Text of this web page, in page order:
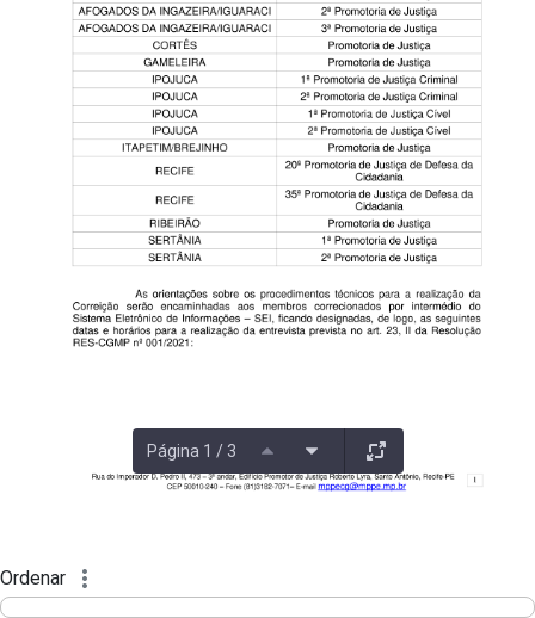
Página 1 / 3
Ordenar